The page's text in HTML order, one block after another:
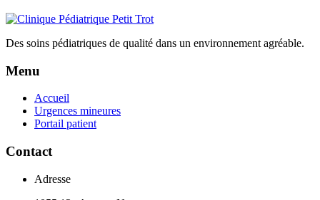
Des soins pédiatriques de qualité dans un environnement agréable.
Menu
Accueil
Urgences mineures
Portail patient
Contact
Adresse